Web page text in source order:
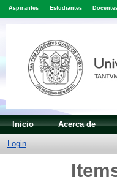
Aspirantes Estudiantes
Inicio Acerca de
Login